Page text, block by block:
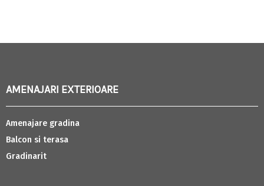
AMENAJARI EXTERIOARE
Amenajare gradina
Balcon si terasa
Gradinarit